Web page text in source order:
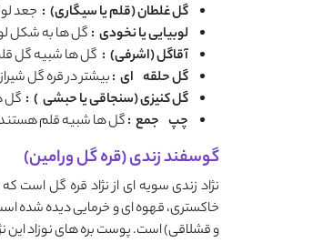
گل غلطان (قلم یا سیگاری) : جعد
لوبیایی یا نخودی : گل‌ ها به شکل
آقاگل (اشرفی) : گل ‌ها شبیه گل
گل حلقه ‌ای :بیشتر در قره ‌گل
گل کنیزی (سنجاقی یا حبشی )
: گل‌
چپ ‌جمع :گل ‌ها شبیه قلم هستند
گوسفند زندی (قره گل ورامین)
نژاد زندی سویه ای از نژاد قره گل است
خاکستری، قهوه ای و خرمایی دیده شده
و قشلاقی) است. پوست بره های نوزاد این